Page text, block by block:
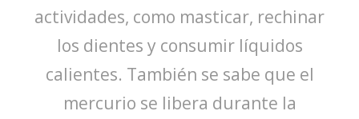
actividades, como masticar, rechinar
los dientes y consumir líquidos
calientes. También se sabe que el
mercurio se libera durante la